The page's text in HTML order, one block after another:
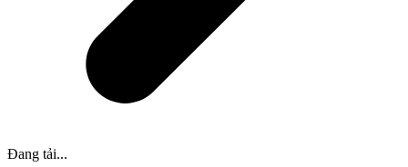
Đang tải...